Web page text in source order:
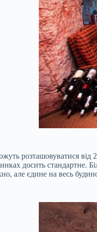
розташовуватися від
досить стандартне.
але єдине на весь